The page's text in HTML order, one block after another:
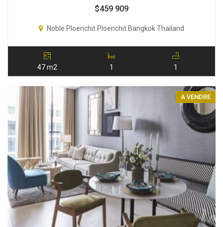
$459 909
Noble Ploenchit Ploenchit Bangkok Thailand
47 m2 1 1
A VENDRE